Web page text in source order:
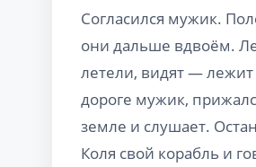
Согласился мужик.
они дальше вдвоём.
летели, видят — лежит
дороге мужик,
земле и слушает.
Коля свой корабль и